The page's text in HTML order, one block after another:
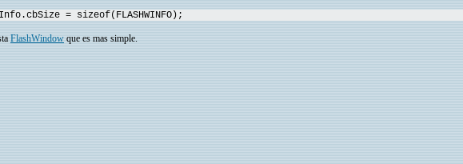
= sizeof(FLASHWINFO);
FlashWindow que es mas simple.